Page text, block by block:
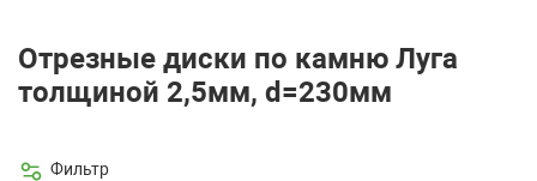
Отрезные диски по камню Луга
толщиной 2,5мм, d=230мм
Фильтр